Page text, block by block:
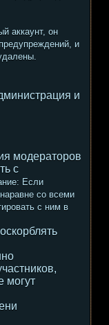
аккаунт, он
и
и
модераторов
с
Если
со всеми
с ним в
могут